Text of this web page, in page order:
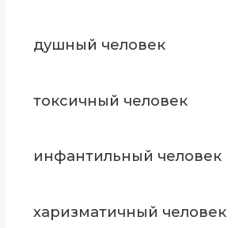
душный человек
токсичный человек
инфантильный человек
харизматичный человек